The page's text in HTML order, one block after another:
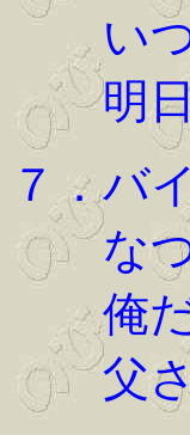
いつ
明日
７．バ
なつ
俺だ
父さ